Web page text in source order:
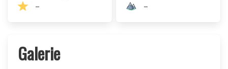
– –
Galerie